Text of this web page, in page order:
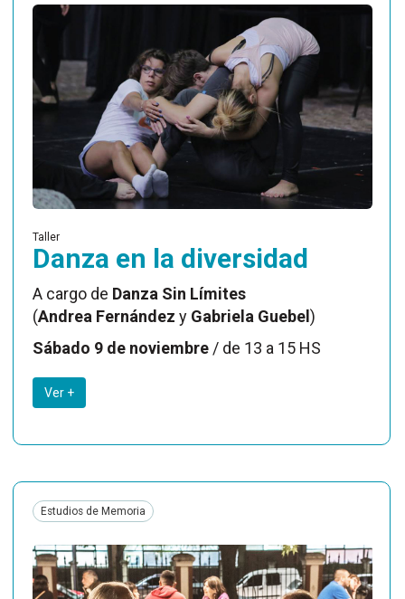
Taller
Danza en la diversidad
A cargo de Danza Sin Límites
(Andrea Fernández y Gabriela Guebel )
Sábado 9 de noviembre / de 13 a 15 HS
Ver +
Estudios de Memoria